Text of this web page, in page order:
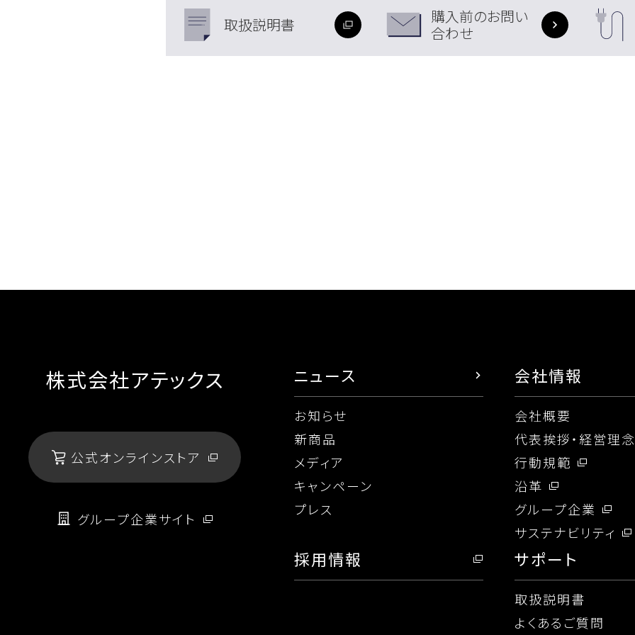
取扱説明書
購入前のお問い
合わせ
株式会社アテックス ニュース
お知らせ
新商品
メディア
キャンペーン
プレス
会社情報
会社概要
代表挨拶・経営理念
行動規範
沿革
グループ企業
サステナビリティ
採用情報 サポート
取扱説明書
よくあるご質問
公式オンラインストア
グループ企業サイト